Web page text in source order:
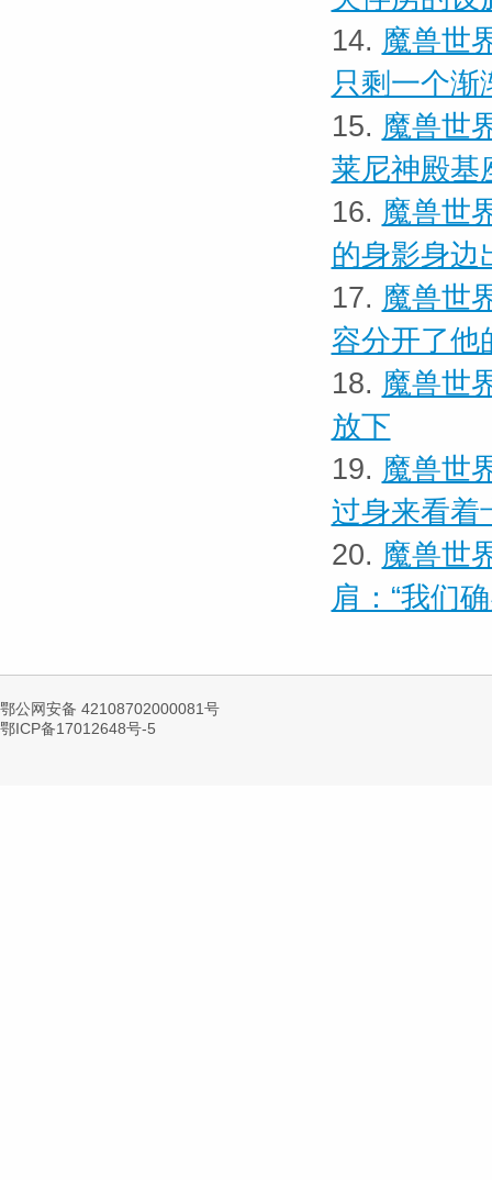
14. 魔兽世
只剩一个渐
15. 魔兽世
莱尼神殿基
16. 魔兽世
的身影身边
17. 魔兽世
容分开了他
18. 魔兽世
放下
19. 魔兽世
过身来看着
20. 魔兽世
肩：“我们
鄂公网安备 42108702000081号
鄂ICP备17012648号-5